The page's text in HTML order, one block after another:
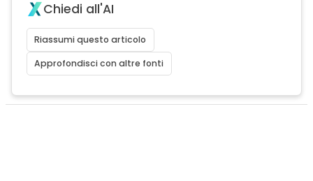
Chiedi all'AI
Riassumi questo articolo
Approfondisci con altre fonti